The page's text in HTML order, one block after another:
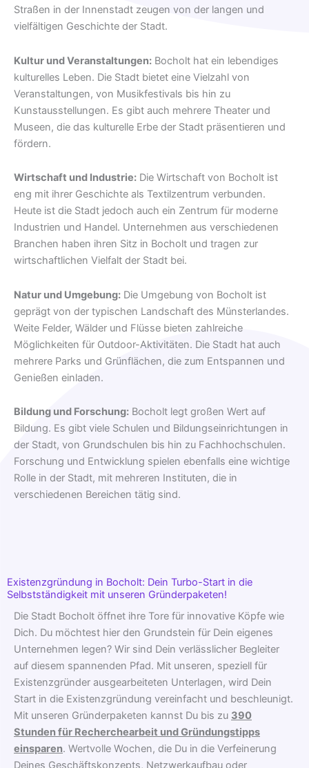
Straßen in der Innenstadt zeugen von der langen und
vielfältigen Geschichte der Stadt.
Kultur und Veranstaltungen: Bocholt hat ein lebendiges
kulturelles Leben. Die Stadt bietet eine Vielzahl von
Veranstaltungen, von Musikfestivals bis hin zu
Kunstausstellungen. Es gibt auch mehrere Theater und
Museen, die das kulturelle Erbe der Stadt präsentieren und
fördern.
Wirtschaft und Industrie: Die Wirtschaft von Bocholt ist
eng mit ihrer Geschichte als Textilzentrum verbunden.
Heute ist die Stadt jedoch auch ein Zentrum für moderne
Industrien und Handel. Unternehmen aus verschiedenen
Branchen haben ihren Sitz in Bocholt und tragen zur
wirtschaftlichen Vielfalt der Stadt bei.
Natur und Umgebung: Die Umgebung von Bocholt ist
geprägt von der typischen Landschaft des Münsterlandes.
Weite Felder, Wälder und Flüsse bieten zahlreiche
Möglichkeiten für Outdoor-Aktivitäten. Die Stadt hat auch
mehrere Parks und Grünflächen, die zum Entspannen und
Genießen einladen.
Bildung und Forschung: Bocholt legt großen Wert auf
Bildung. Es gibt viele Schulen und Bildungseinrichtungen in
der Stadt, von Grundschulen bis hin zu Fachhochschulen.
Forschung und Entwicklung spielen ebenfalls eine wichtige
Rolle in der Stadt, mit mehreren Instituten, die in
verschiedenen Bereichen tätig sind.
Existenzgründung in Bocholt: Dein Turbo-Start in die
Selbstständigkeit mit unseren Gründerpaketen!
Die Stadt Bocholt öffnet ihre Tore für innovative Köpfe wie
Dich. Du möchtest hier den Grundstein für Dein eigenes
Unternehmen legen? Wir sind Dein verlässlicher Begleiter
auf diesem spannenden Pfad. Mit unseren, speziell für
Existenzgründer ausgearbeiteten Unterlagen, wird Dein
Start in die Existenzgründung vereinfacht und beschleunigt.
Mit unseren Gründerpaketen kannst Du bis zu 390
Stunden für Recherchearbeit und Gründungstipps
einsparen. Wertvolle Wochen, die Du in die Verfeinerung
Deines Geschäftskonzepts, Netzwerkaufbau oder